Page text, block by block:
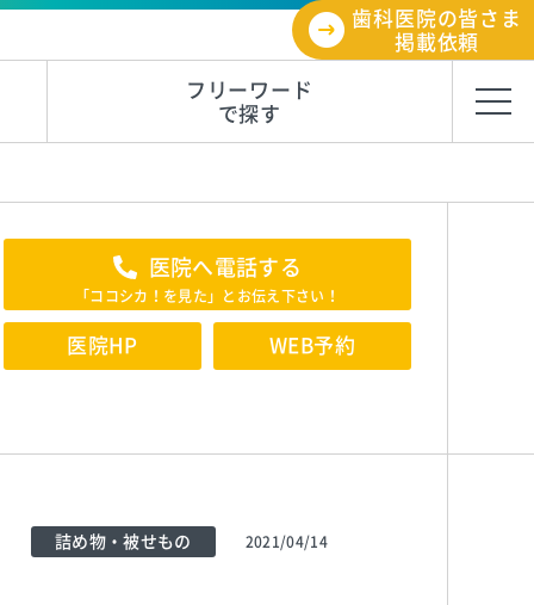
歯科医院の皆さま
掲載依頼
フリーワード
で探す
医院へ電話する
「ココシカ！を見た」とお伝え下さい！
医院HP WEB予約
詰め物・被せもの 2021/04/14